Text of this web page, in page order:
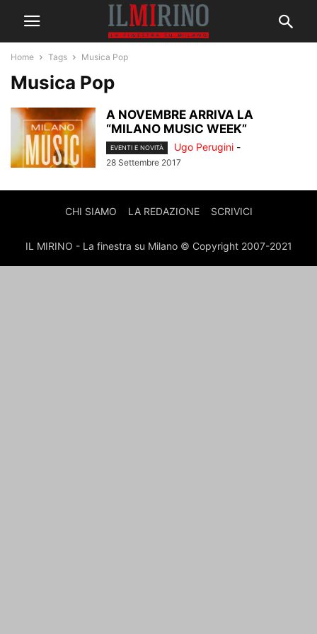
Home Tags Musica Pop
Musica Pop
A NOVEMBRE ARRIVA LA
“MILANO MUSIC WEEK”
EVENTI E NOVITÀ Ugo Perugini -
28 Settembre 2017
CHI SIAMO LA REDAZIONE SCRIVICI
IL MIRINO - La finestra su Milano © Copyright 2007-2021